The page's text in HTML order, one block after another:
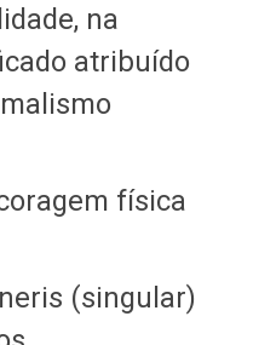
na
atribuído
física
(singular)